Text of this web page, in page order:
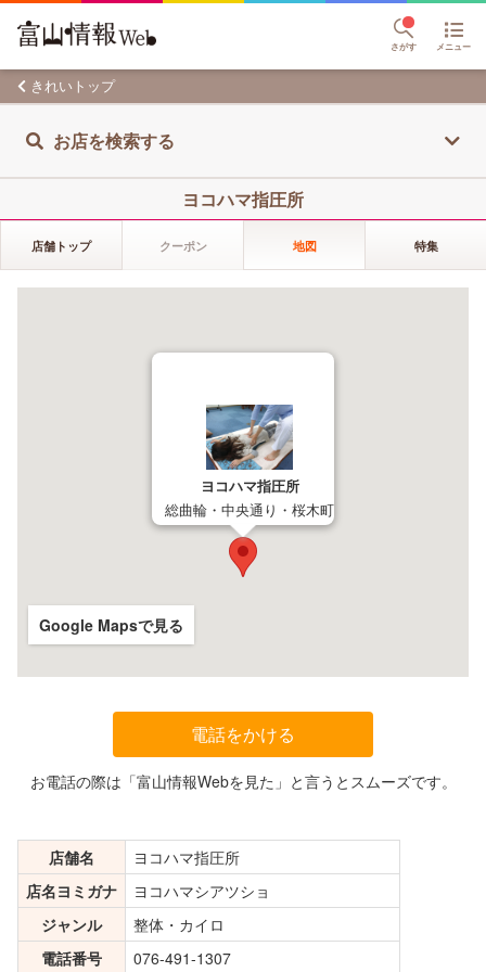
さがす メニュー
きれいトップ
お店を検索する
ヨコハマ指圧所
店舗トップ クーポン 地図 特集
ヨコハマ指圧所
総曲輪・中央通り・桜木町
Google Mapsで見る
電話をかける
お電話の際は「富山情報Webを見た」と言うとスムーズです。
店舗名
ヨコハマ指圧所
店名ヨミガナ
ヨコハマシアツショ
ジャンル
整体・カイロ
電話番号
076-491-1307